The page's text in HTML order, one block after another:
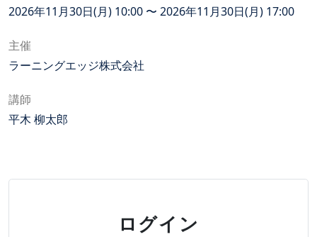
2026年11月30日(月) 10:00 〜 2026年11月30日(月) 17:00
主催
ラーニングエッジ株式会社
講師
平木 柳太郎
ログイン